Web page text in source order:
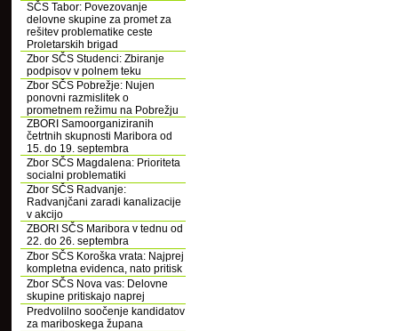
SČS Tabor: Povezovanje
delovne skupine za promet za
rešitev problematike ceste
Proletarskih brigad
Zbor SČS Studenci: Zbiranje
podpisov v polnem teku
Zbor SČS Pobrežje: Nujen
ponovni razmislitek o
prometnem režimu na Pobrežju
ZBORI Samoorganiziranih
četrtnih skupnosti Maribora od
15. do 19. septembra
Zbor SČS Magdalena: Prioriteta
socialni problematiki
Zbor SČS Radvanje:
Radvanjčani zaradi kanalizacije
v akcijo
ZBORI SČS Maribora v tednu od
22. do 26. septembra
Zbor SČS Koroška vrata: Najprej
kompletna evidenca, nato pritisk
Zbor SČS Nova vas: Delovne
skupine pritiskajo naprej
Predvolilno soočenje kandidatov
za mariboskega župana